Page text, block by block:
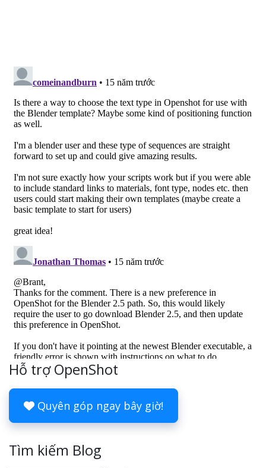
Hỗ trợ OpenShot
Quyên góp ngay bây giờ!
Tìm kiếm Blog